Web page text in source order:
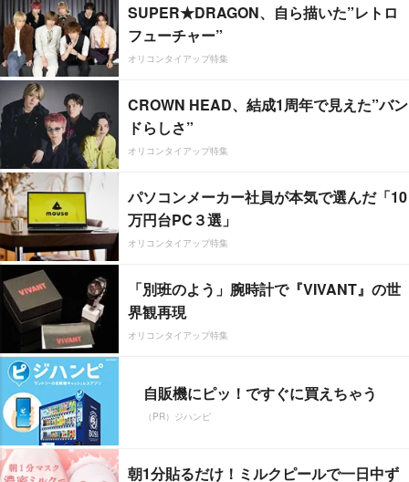
SUPER★DRAGON、自ら描いた”レトロ
フューチャー”
オリコンタイアップ特集
CROWN HEAD、結成1周年で見えた”バン
ドらしさ”
オリコンタイアップ特集
パソコンメーカー社員が本気で選んだ「10
万円台PC３選」
オリコンタイアップ特集
「別班のよう」腕時計で『VIVANT』の世
界観再現
オリコンタイアップ特集
自販機にピッ！ですぐに買えちゃう
（PR）ジハンピ
朝1分貼るだけ！ミルクピールで一日中ず